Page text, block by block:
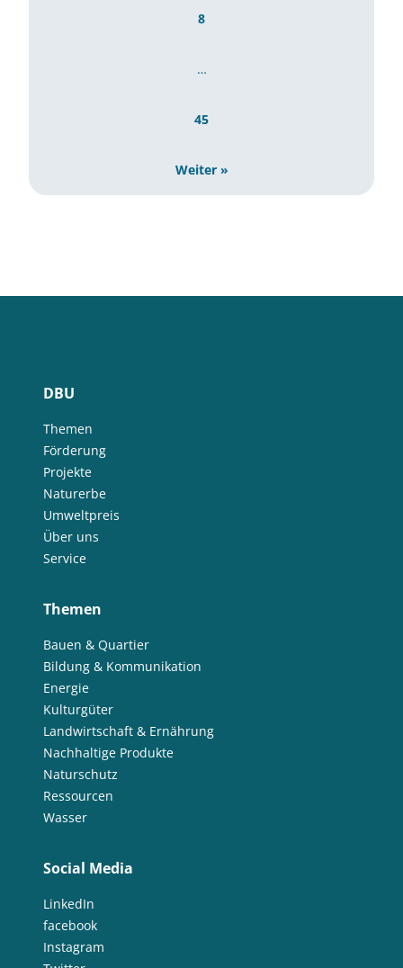
8
…
45
Weiter »
DBU
Themen
Förderung
Projekte
Naturerbe
Umweltpreis
Über uns
Service
Themen
Bauen & Quartier
Bildung & Kommunikation
Energie
Kulturgüter
Landwirtschaft & Ernährung
Nachhaltige Produkte
Naturschutz
Ressourcen
Wasser
Social Media
LinkedIn
facebook
Instagram